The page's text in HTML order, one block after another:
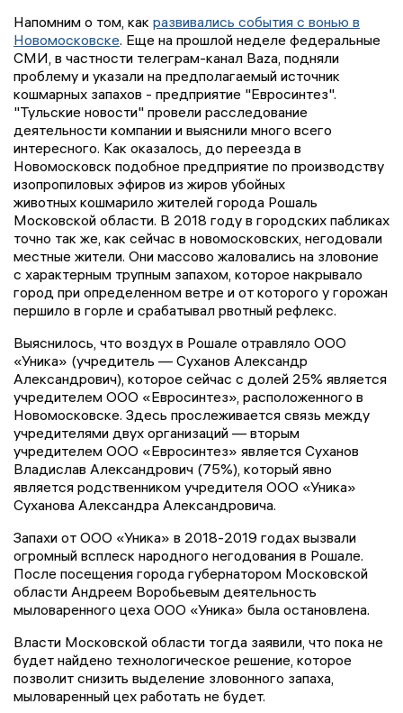
Напомним о том, как развивались события с вонью в
Новомосковске. Еще на прошлой неделе федеральные
СМИ, в частности телеграм-канал Baza, подняли
проблему и указали на предполагаемый источник
кошмарных запахов - предприятие "Евросинтез".
"Тульские новости" провели расследование
деятельности компании и выяснили много всего
интересного. Как оказалось, до переезда в
Новомосковск подобное предприятие по производству
изопропиловых эфиров из жиров убойных
животных кошмарило жителей города Рошаль
Московской области. В 2018 году в городских пабликах
точно так же, как сейчас в новомосковских, негодовали
местные жители. Они массово жаловались на зловоние
с характерным трупным запахом, которое накрывало
город при определенном ветре и от которого у горожан
першило в горле и срабатывал рвотный рефлекс.
Выяснилось, что воздух в Рошале отравляло ООО
«Уника» (учредитель — Суханов Александр
Александрович), которое сейчас с долей 25% является
учредителем ООО «Евросинтез», расположенного в
Новомосковске. Здесь прослеживается связь между
учредителями двух организаций — вторым
учредителем ООО «Евросинтез» является Суханов
Владислав Александрович (75%), который явно
является родственником учредителя ООО «Уника»
Суханова Александра Александровича.
Запахи от ООО «Уника» в 2018-2019 годах вызвали
огромный всплеск народного негодования в Рошале.
После посещения города губернатором Московской
области Андреем Воробьевым деятельность
мыловаренного цеха ООО «Уника» была остановлена.
Власти Московской области тогда заявили, что пока не
будет найдено технологическое решение, которое
позволит снизить выделение зловонного запаха,
мыловаренный цех работать не будет.